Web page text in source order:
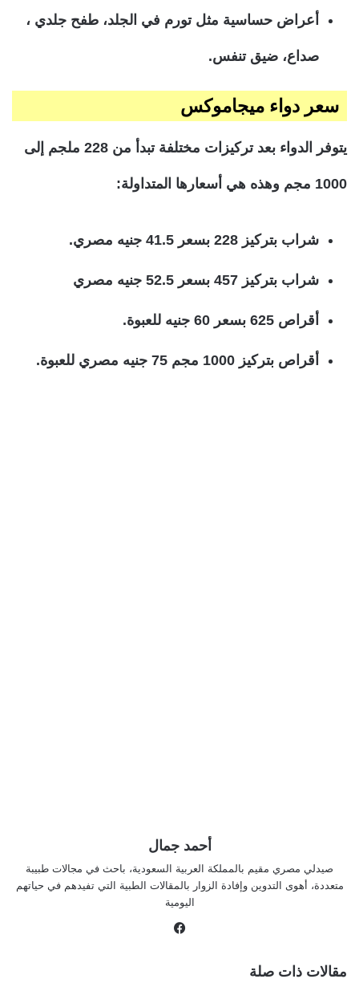
أعراض حساسية مثل تورم في الجلد، طفح جلدي ،
صداع، ضيق تنفس.
سعر دواء ميجاموكس
يتوفر الدواء بعد تركيزات مختلفة تبدأ من 228 ملجم إلى
1000 مجم وهذه هي أسعارها المتداولة:
شراب بتركيز 228 بسعر 41.5 جنيه مصري.
شراب بتركيز 457 بسعر 52.5 جنيه مصري
أقراص 625 بسعر 60 جنيه للعبوة.
أقراص بتركيز 1000 مجم 75 جنيه مصري للعبوة.
أحمد جمال
صيدلي مصري مقيم بالمملكة العربية السعودية، باحث في مجالات طبيبة
متعددة، أهوى التدوين وإفادة الزوار بالمقالات الطبية التي تفيدهم في حياتهم
اليومية
مقالات ذات صلة